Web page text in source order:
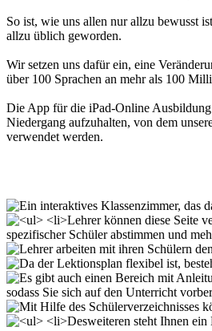
So ist, wie uns allen nur allzu bewusst
allzu üblich geworden.
Wir setzen uns dafür ein, eine
über 100 Sprachen an mehr als 100
Die App für die iPad-Online
Niedergang aufzuhalten, von dem
verwendet werden.